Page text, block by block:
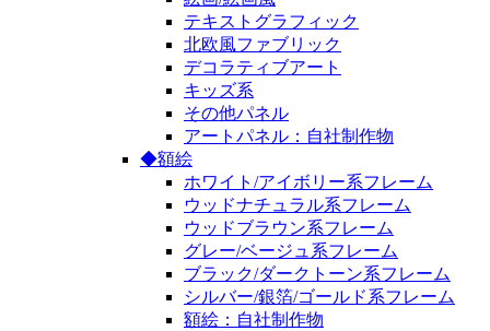
テキストグラフィック
北欧風ファブリック
デコラティブアート
キッズ系
その他パネル
アートパネル：自社制作物
◆額絵
ホワイト/アイボリー系フレーム
ウッドナチュラル系フレーム
ウッドブラウン系フレーム
グレー/ベージュ系フレーム
ブラック/ダークトーン系フレーム
シルバー/銀箔/ゴールド系フレーム
額絵：自社制作物